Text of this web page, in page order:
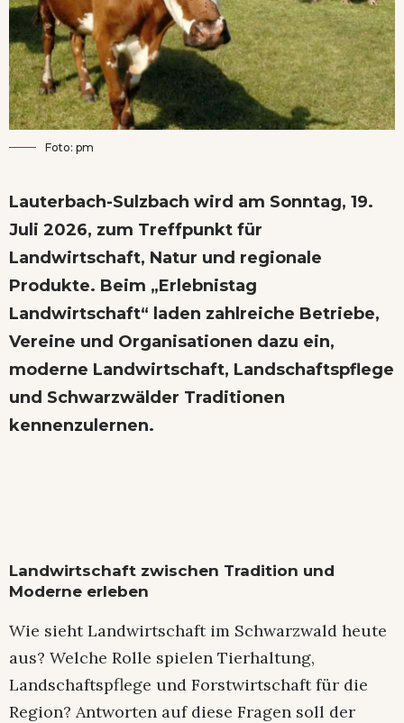
Foto: pm
Lauterbach-Sulzbach wird am Sonntag, 19.
Juli 2026, zum Treffpunkt für
Landwirtschaft, Natur und regionale
Produkte. Beim „Erlebnistag
Landwirtschaft“ laden zahlreiche Betriebe,
Vereine und Organisationen dazu ein,
moderne Landwirtschaft, Landschaftspflege
und Schwarzwälder Traditionen
kennenzulernen.
Landwirtschaft zwischen Tradition und
Moderne erleben
Wie sieht Landwirtschaft im Schwarzwald heute
aus? Welche Rolle spielen Tierhaltung,
Landschaftspflege und Forstwirtschaft für die
Region? Antworten auf diese Fragen soll der